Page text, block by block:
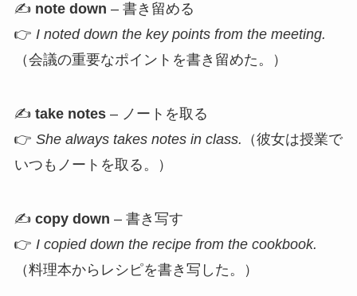
✍️ note down – 書き留める
👉 I noted down the key points from the meeting.
（会議の重要なポイントを書き留めた。）
✍️ take notes– ノートを取る
👉 She always takes notes in class. （彼女は授業で
いつもノートを取る。）
✍️ copy down – 書き写す
👉 I copied down the recipe from the cookbook.
（料理本からレシピを書き写した。）